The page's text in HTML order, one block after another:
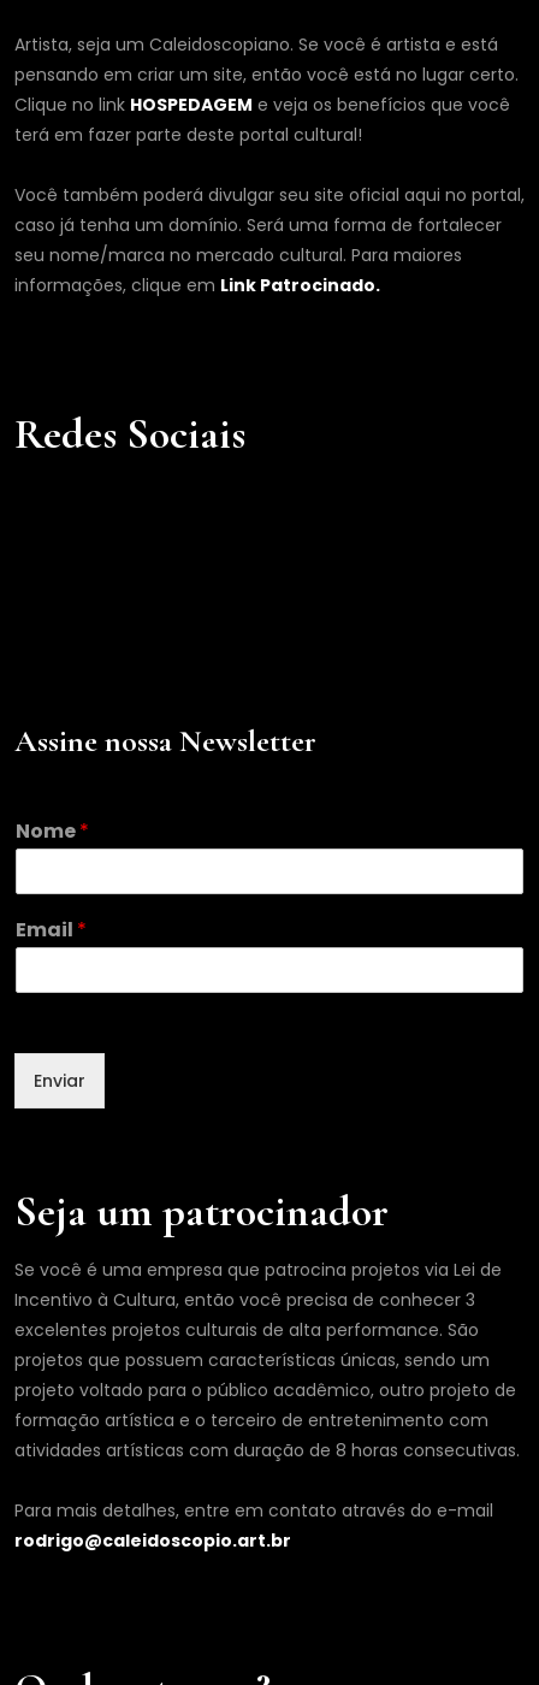
Artista, seja um Caleidoscopiano. Se você é artista e está
pensando em criar um site, então você está no lugar certo.
Clique no link HOSPEDAGEM e veja os benefícios que você
terá em fazer parte deste portal cultural!
Você também poderá divulgar seu site oficial aqui no portal,
caso já tenha um domínio. Será uma forma de fortalecer
seu nome/marca no mercado cultural. Para maiores
informações, clique em Link Patrocinado.
Redes Sociais
Assine nossa Newsletter
*
N
m
N
m
Nome*
Email *
Enviar
Seja um patrocinador
Se você é uma empresa que patrocina projetos via Lei de
Incentivo à Cultura, então você precisa de conhecer 3
excelentes projetos culturais de alta performance. São
projetos que possuem características únicas, sendo um
projeto voltado para o público acadêmico, outro projeto de
formação artística e o terceiro de entretenimento com
atividades artísticas com duração de 8 horas consecutivas.
Para mais detalhes, entre em contato através do e-mail
rodrigo@caleidoscopio.art.br